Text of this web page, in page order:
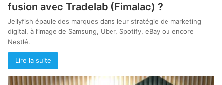
fusion avec Tradelab (Fimalac) ?
Jellyfish épaule des marques dans leur stratégie de marketing
digital, à l’image de Samsung, Uber, Spotify, eBay ou encore
Nestlé.
Lire la suite